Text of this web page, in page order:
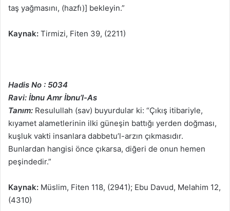
taş yağmasını, (hazfı)] bekleyin.”
Kaynak: Tirmizi, Fiten 39, (2211)
Hadis No : 5034
Ravi: İbnu Amr İbnu’l-As
Tanım: Resulullah (sav) buyurdular ki: “Çıkış itibariyle,
kıyamet alametlerinin ilki güneşin battığı yerden doğması,
kuşluk vakti insanlara dabbetu’l-arzın çıkmasıdır.
Bunlardan hangisi önce çıkarsa, diğeri de onun hemen
peşindedir.”
Kaynak: Müslim, Fiten 118, (2941); Ebu Davud, Melahim 12,
(4310)